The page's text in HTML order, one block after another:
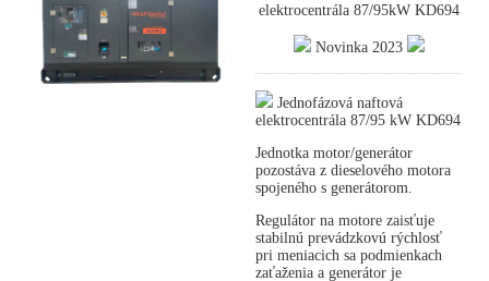
elektrocentrála 87/95kW KD694
Novinka 2023
Jednofázová naftová
elektrocentrála 87/95 kW KD694
Jednotka motor/generátor
pozostáva z dieselového motora
spojeného s generátorom.
Regulátor na motore zaisťuje
stabilnú prevádzkovú rýchlosť
pri meniacich sa podmienkach
zaťaženia a generátor je